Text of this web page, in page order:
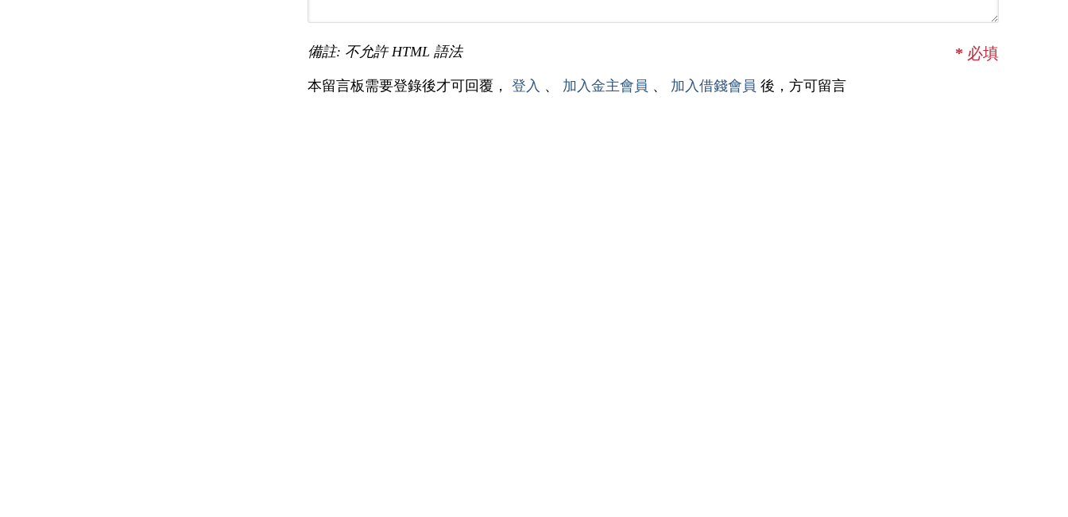
備註: 不允許 HTML 語法 * 必填
本留言板需要登錄後才可回覆， 登入 、 加入金主會員 、 加入借錢會員 後，方可留言